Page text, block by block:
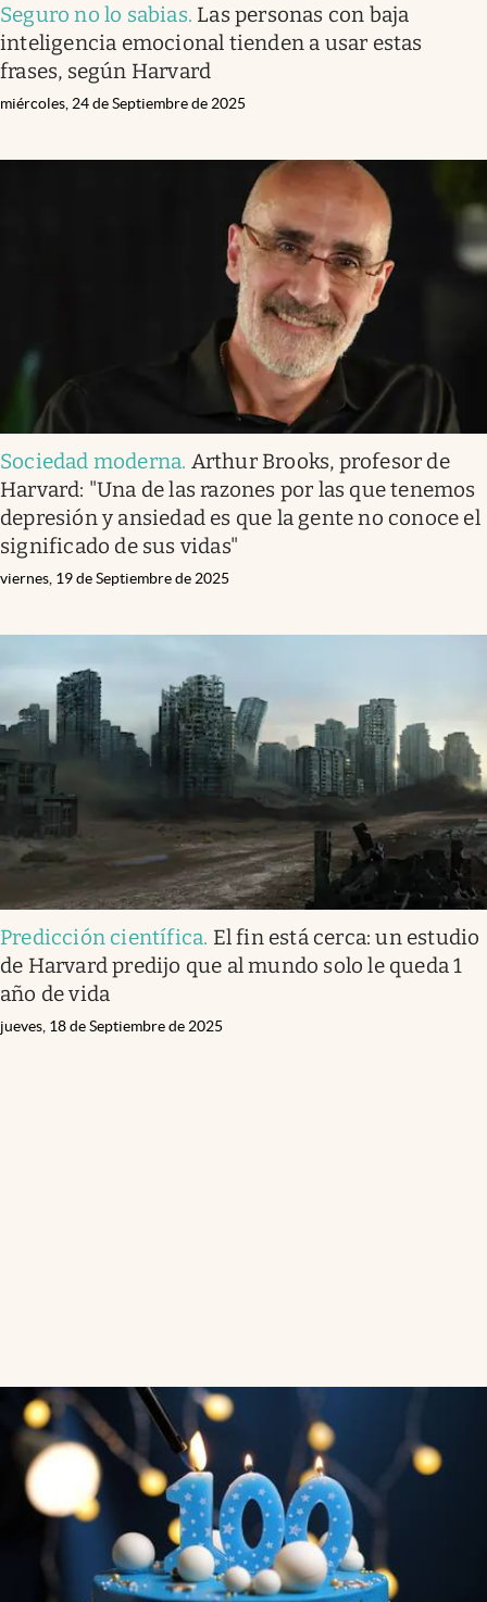
Seguro no lo sabias. Las personas con baja
inteligencia emocional tienden a usar estas
frases, según Harvard
miércoles, 24 de Septiembre de 2025
Sociedad moderna. Arthur Brooks, profesor de
Harvard: "Una de las razones por las que tenemos
depresión y ansiedad es que la gente no conoce el
significado de sus vidas"
viernes, 19 de Septiembre de 2025
Predicción científica. El fin está cerca: un estudio
de Harvard predijo que al mundo solo le queda 1
año de vida
jueves, 18 de Septiembre de 2025